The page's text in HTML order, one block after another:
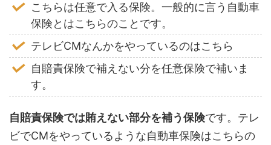
こちらは任意で入る保険。一般的に言う自動車
保険とはこちらのことです。
テレビCMなんかをやっているのはこちら
自賠責保険で補えない分を任意保険で補いま
す。
自賠責保険では賄えない部分を補う保険です。テレ
ビでCMをやっているような自動車保険はこちらの